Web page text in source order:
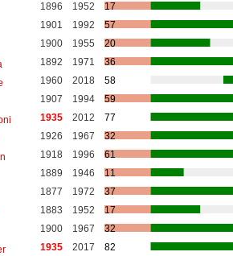
1896 1952
17
1901 1992
57
1900 1955
20
1892 1971
36
1960 2018
58
1907 1994
59
1935 2012
77
1926 1967
32
1918 1996
61
1889 1946
11
1877 1972
37
1883 1952
17
1900 1967
32
1935 2017
82